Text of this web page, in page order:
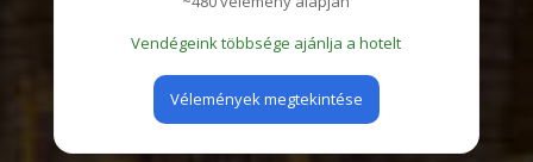
Vendégeink többsége ajánlja a hotelt
Vélemények megtekintése